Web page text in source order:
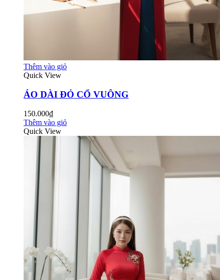
Thêm vào giỏ
Quick View
ÁO DÀI ĐỎ CỔ VUÔNG
150.000₫
Thêm vào giỏ
Quick View